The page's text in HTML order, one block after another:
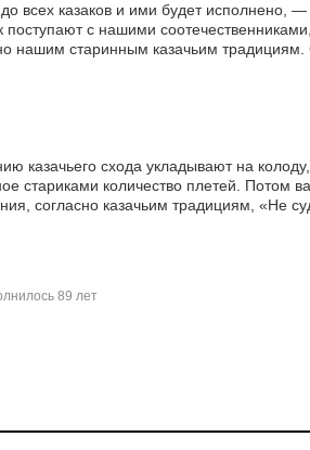
всех казаков и ими будет исполнено,
поступают с нашими
нашим старинным казачьим
казачьего схода укладывают на
стариками количество плетей. Потом
согласно казачьим традициям, «Не
89 лет